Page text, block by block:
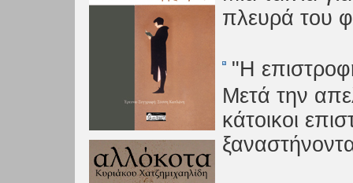
πλευρά του
"Η
Μετά την
κάτοικοι